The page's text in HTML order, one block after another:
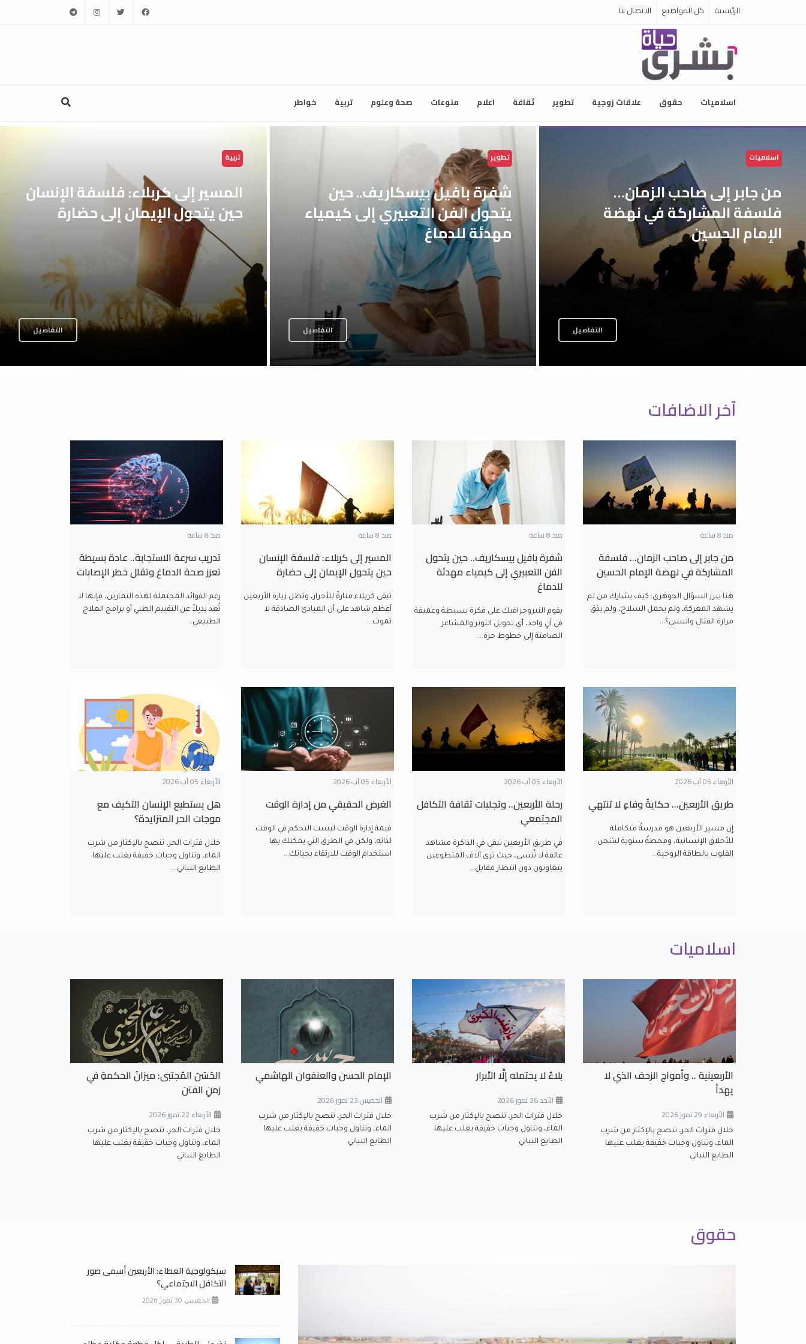
الرئيسية كل المواضيع الاتصال بنا facebook
twitter
instagram
telegram
اسلاميات حقوق علاقات زوجية تطوير ثقافة اعلام منوعات صحة وعلوم تربية خواطر
اسلاميات
من جابر إلى صاحب الزمان…
فلسفة المشاركة في نهضة
الإمام الحسين
التفاصيل
تطوير
شفرة بافيل بيسكاريف.. حين
يتحول الفن التعبيري إلى كيمياء
مهدئة للدماغ
التفاصيل
تربية
المسير إلى كربلاء: فلسفة الإنسان
حين يتحول الإيمان إلى حضارة
التفاصيل
آخر الاضافات
منذ 8 ساعة
من جابر إلى صاحب الزمان… فلسفة
المشاركة في نهضة الإمام الحسين
هنا يبرز السؤال الجوهري: كيف يشارك من لم
يشهد المعركة، ولم يحمل السلاح، ولم يذق
مرارة القتال والسبي؟...
منذ 8 ساعة
شفرة بافيل بيسكاريف.. حين يتحول
الفن التعبيري إلى كيمياء مهدئة
للدماغ
يقوم النيروجرافيك على فكرة بسيطة وعميقة
في آنٍ واحد، أي تحويل التوتر والمشاعر
الصامتة إلى خطوط حرة...
منذ 8 ساعة
المسير إلى كربلاء: فلسفة الإنسان
حين يتحول الإيمان إلى حضارة
تبقى كربلاء منارةً للأحرار، وتظل زيارة الأربعين
أعظم شاهد على أن المبادئ الصادقة لا
تموت...
منذ 8 ساعة
تدريب سرعة الاستجابة.. عادة بسيطة
تعزز صحة الدماغ وتقلل خطر الإصابات
رغم الفوائد المحتملة لهذه التمارين، فإنها لا
تُعد بديلاً عن التقييم الطبي أو برامج العلاج
الطبيعي...
الأربعاء 05 آب 2026
طريق الأربعين... حكايةُ وفاءٍ لا تنتهي
إن مسير الأربعين هو مدرسةٌ متكاملة
للأخلاق الإنسانية، ومحطةٌ سنوية لشحن
القلوب بالطاقة الروحية...
الأربعاء 05 آب 2026
رحلة الأربعين.. وتجليات ثقافة التكافل
المجتمعي
في طريق الأربعين تبقى في الذاكرة مشاهد
عالقة لا تُنسى، حيث ترى آلاف المتطوعين
يتعاونون دون انتظار مقابل...
الأربعاء 05 آب 2026
الغرض الحقيقي من إدارة الوقت
قيمة إدارة الوقت ليست التحكم في الوقت
لذاته، ولكن في الطرق التي يمكنك بها
استخدام الوقت للارتقاء بحياتك...
الأربعاء 05 آب 2026
هل يستطيع الإنسان التكيف مع
موجات الحر المتزايدة؟
خلال فترات الحر، تنصح بالإكثار من شرب
الماء، وتناول وجبات خفيفة يغلب عليها
الطابع النباتي...
اسلاميات
الأربعينية .. وأمواج الزحف الذي لا
يهدأ
الأربعاء 29 تموز 2026
خلال فترات الحر، تنصح بالإكثار من شرب
الماء، وتناول وجبات خفيفة يغلب عليها
الطابع النباتي
بلاءٌ لا يحتمله إلَّا الأبرار
الأحد 26 تموز 2026
خلال فترات الحر، تنصح بالإكثار من شرب
الماء، وتناول وجبات خفيفة يغلب عليها
الطابع النباتي
الإمام الحسن والعنفوان الهاشمي
الخميس 23 تموز 2026
خلال فترات الحر، تنصح بالإكثار من شرب
الماء، وتناول وجبات خفيفة يغلب عليها
الطابع النباتي
الحَسَنُ المُجتبى: ميزانُ الحكمةِ في
زمنِ الفتن
الأربعاء 22 تموز 2026
خلال فترات الحر، تنصح بالإكثار من شرب
الماء، وتناول وجبات خفيفة يغلب عليها
الطابع النباتي
حقوق
سيكولوجية العطاء: الأربعين أسمى صور
التكافل الاجتماعي؟
الخميس 30 تموز 2026